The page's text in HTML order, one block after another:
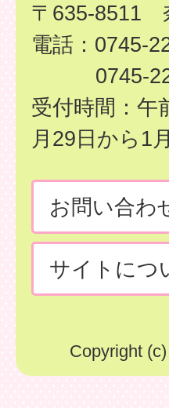
〒635-8511
電話：0745-
0745-
受付時間：午
月29日から1
お問い合わ
サイトにつ
Copyright